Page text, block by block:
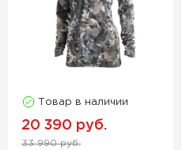
Товар в наличии
20 390 руб.
33 990 руб.